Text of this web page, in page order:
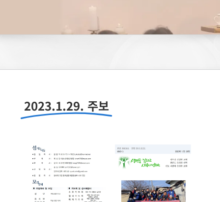
2023.1.29. 주보